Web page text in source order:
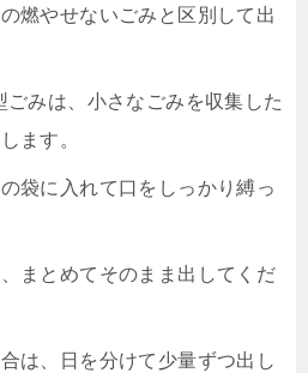
燃やせないごみと区別して出
みは、小さなごみを収集した
ます。
袋に入れて口をしっかり縛っ
まとめてそのまま出してくだ
は、日を分けて少量ずつ出し